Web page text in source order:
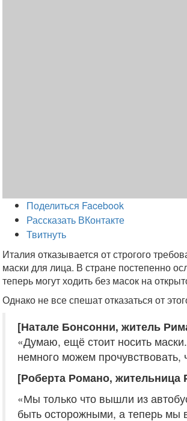
Поделиться Facebook
Рассказать ВКонтакте
Твитнуть
Италия отказывается от строгого
маски для лица. В стране постепенно
теперь могут ходить без масок на
Однако не все спешат отказаться от
[Натале Бонсонни, житель
«Думаю, ещё стоит носить
немного можем прочувствовать,
[Роберта Романо, жительница
«Мы только что вышли из
быть осторожными, а теперь мы